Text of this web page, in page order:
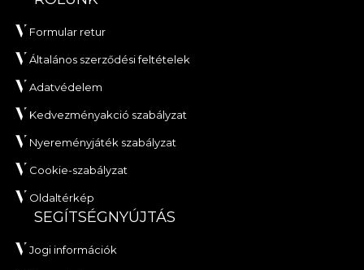
Formular retur
Általános szerződési feltételek
Adatvédelem
Kedvezményakció szabályzat
Nyereményjáték szabályzat
Cookie-szabályzat
Oldaltérkép
SEGÍTSÉGNYÚJTÁS
Jogi információk